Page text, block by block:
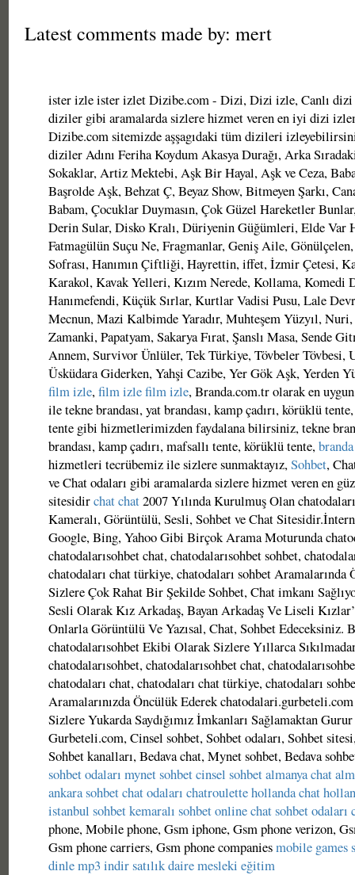
Latest comments made by: mert
ister izle ister izlet Dizibe.com - Dizi, Dizi izle, Canlı
diziler gibi aramalarda sizlere hizmet veren en iyi dizi
Dizibe.com sitemizde aşşagıdaki tüm dizileri
diziler Adını Feriha Koydum Akasya Durağı, Arka
Sokaklar, Artiz Mektebi, Aşk Bir Hayal, Aşk ve Ceza,
Başrolde Aşk, Behzat Ç, Beyaz Show, Bitmeyen Şarkı,
Babam, Çocuklar Duymasın, Çok Güzel Hareketler
Derin Sular, Disko Kralı, Düriyenin Güğümleri, Elde Var
Fatmagülün Suçu Ne, Fragmanlar, Geniş Aile,
Sofrası, Hanımın Çiftliği, Hayrettin, iffet, İzmir Çetesi,
Karakol, Kavak Yelleri, Kızım Nerede, Kollama, Komedi
Hanımefendi, Küçük Sırlar, Kurtlar Vadisi Pusu, Lale
Mecnun, Mazi Kalbimde Yaradır, Muhteşem Yüzyıl,
Zamanki, Papatyam, Sakarya Fırat, Şanslı Masa, Sende
Annem, Survivor Ünlüler, Tek Türkiye, Tövbeler Tövbesi,
Üsküdara Giderken, Yahşi Cazibe, Yer Gök Aşk, Yerden
film izle,film izlefilm izle, Branda.com.tr olarak en
ile tekne brandası, yat brandası, kamp çadırı, körüklü
tente gibi hizmetlerimizden faydalana bilirsiniz, tekne
brandası, kamp çadırı, mafsallı tente, körüklü tente,branda
hizmetleri tecrübemiz ile sizlere sunmaktayız,Sohbet,
ve Chat odaları gibi aramalarda sizlere hizmet veren en
sitesidirchatchat2007 Yılında Kurulmuş Olan
Kameralı, Görüntülü, Sesli, Sohbet ve Chat
Google, Bing, Yahoo Gibi Birçok Arama Moturunda
chatodalarısohbet chat, chatodalarısohbet sohbet,
chatodaları chat türkiye, chatodaları sohbet Aramalarında
Sizlere Çok Rahat Bir Şekilde Sohbet, Chat imkanı
Sesli Olarak Kız Arkadaş, Bayan Arkadaş Ve Liseli
Onlarla Görüntülü Ve Yazısal, Chat, Sohbet Edeceksiniz.
chatodalarısohbet Ekibi Olarak Sizlere Yıllarca
chatodalarısohbet, chatodalarısohbet chat,
chatodaları chat, chatodaları chat türkiye, chatodaları
Aramalarınızda Öncülük Ederek
Sizlere Yukarda Saydığımız İmkanları Sağlamaktan
Gurbeteli.com, Cinsel sohbet, Sohbet odaları, Sohbet
Sohbet kanalları, Bedava chat, Mynet sohbet, Bedava
sohbet odaları mynet sohbetcinsel sohbetalmanya chat
ankara sohbetchat odaları chatroulettehollanda chat
istanbul sohbetkemaralı sohbetonline chatsohbet odaları
phone, Mobile phone, Gsm iphone, Gsm phone verizon,
Gsm phone carriers, Gsm phone companiesmobile games
dinlemp3 indirsatılık dairemesleki eğitim